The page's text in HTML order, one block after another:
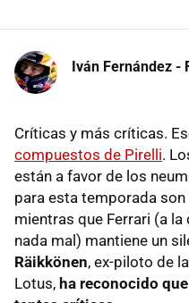
Iván Fernández -
Críticas y más críticas.
compuestos de Pirelli.
están a favor de los
para esta temporada
mientras que Ferrari (a
nada mal) mantiene un
Räikkönen, ex-piloto de
Lotus, ha reconocido